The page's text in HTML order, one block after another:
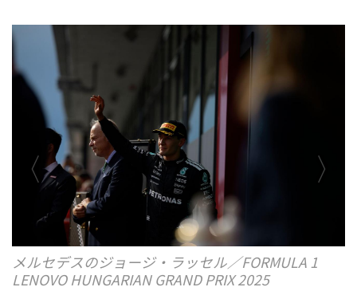
メルセデスのジョージ・ラッセル／FORMULA 1
LENOVO HUNGARIAN GRAND PRIX 2025